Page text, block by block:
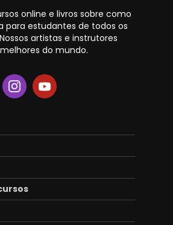
online e livros sobre como
para estudantes de todos os
artistas e instrutores
do mundo.